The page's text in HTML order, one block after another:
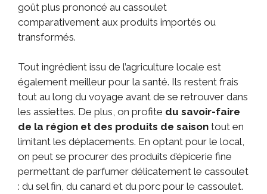
goût plus prononcé au cassoulet
comparativement aux produits importés ou
transformés.
Tout ingrédient issu de l’agriculture locale est
également meilleur pour la santé. Ils restent frais
tout au long du voyage avant de se retrouver dans
les assiettes. De plus, on profite du savoir-faire
de la région et des produits de saison tout en
limitant les déplacements. En optant pour le local,
on peut se procurer des produits d’épicerie fine
permettant de parfumer délicatement le cassoulet
: du sel fin, du canard et du porc pour le cassoulet.